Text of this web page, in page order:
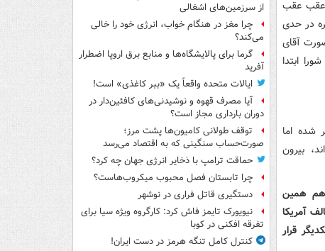
عقب عقب
در حدی
آقای
ابتدا
شده اما
بیرون
هم همین
آمریکا
قرار
از سرزمین‌های اشغالی
چرا مغز در هنگام خواب، انرژی خود را خالی
می‌کند؟
گرما برای پالایشگاه‌ها و منابع برق اروپا اضطرار
آفرید
ایالات متحده واقعاً یک «ببر کاغذی» است!
آیا مصرف قهوه و نوشیدنی‌های کافئین‌دار در
دوران بارداری مجاز است؟
توقف طولانی کامیون‌ها پشت مرز؛
صورت‌حساب سنگینی که به اقتصاد می‌رسد
حماقت ترامپ با ذخایر انرژی جهان چه کرد؟
چرا تابستان فصل محبوب میکروب‌هاست؟
دستگیری قاتل فراری در نوشهر
نیویورک تایمز فاش کرد: کارگروه ویژه سیا برای
تفرقه افکنی در کوبا
کنترل کامل تنگه هرمز در دست ایران!